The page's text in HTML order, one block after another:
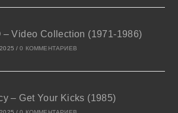
– Video Collection (1971-1986)
/ 0 КОММЕНТАРИЕВ
– Get Your Kicks (1985)